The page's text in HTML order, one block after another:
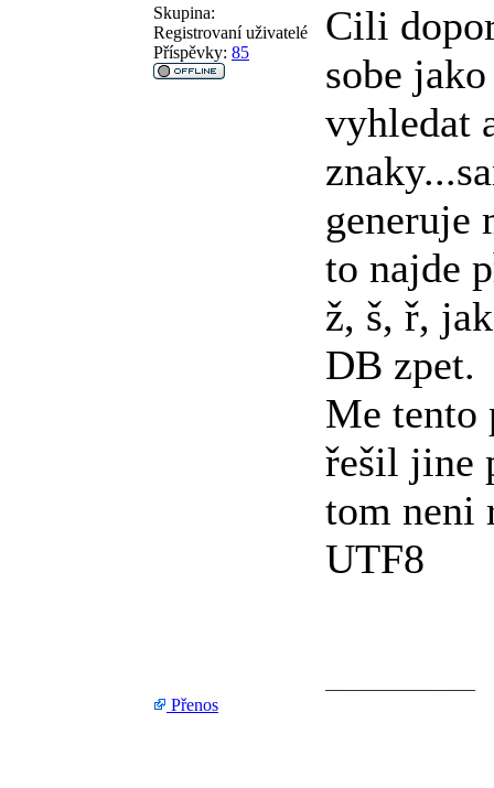
Skupina:
Registrovaní uživatelé
Příspěvky: 85
Cili
sobe
vyhledat
generuje
to najde
ž, š, ř,
DB zpet.
Me tento
řešil jine
tom neni
UTF8
Přenos